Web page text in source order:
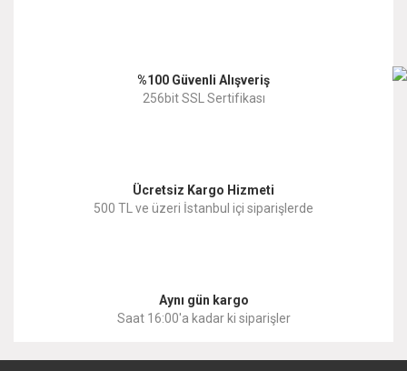
Ürün fiyatı diğer sitelerden daha pahalı.
%100 Güvenli Alışveriş
256bit SSL Sertifikası
Ücretsiz Kargo Hizmeti
500 TL ve üzeri İstanbul içi siparişlerde
Aynı gün kargo
Saat 16:00'a kadar ki siparişler